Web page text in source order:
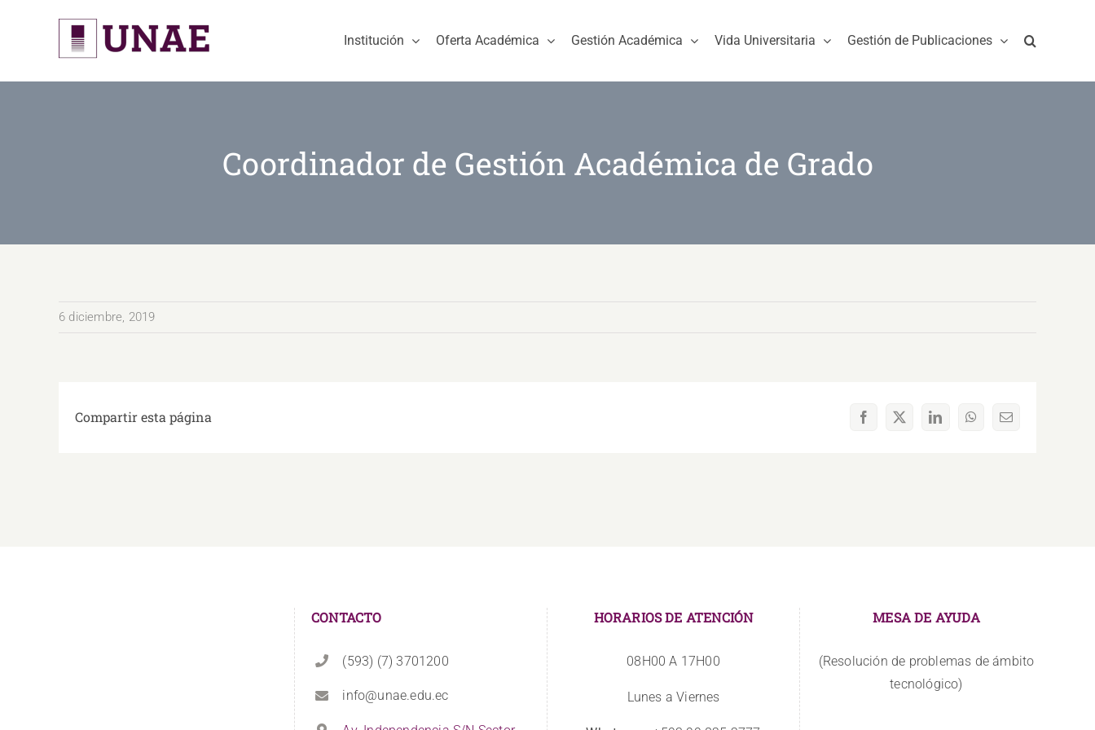
Institución Oferta Académica Gestión Académica Vida Universitaria Gestión de Publicaciones
Coordinador de Gestión Académica de Grado
6 diciembre, 2019
Compartir esta página Facebook
X LinkedInWhatsAppCorreo
CONTACTO
(593) (7) 3701200
info@unae.edu.ec
HORARIOS DE ATENCIÓN
08H00 A 17H00
Lunes a Viernes
MESA DE AYUDA
(Resolución de problemas de ámbito
tecnológico)